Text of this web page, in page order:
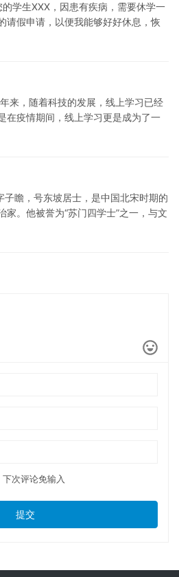
学生XXX，因患有疾病，需要休学一
请假申请，以便我能够好好休息，恢
来，随着科技的发展，线上学习已经
在疫情期间，线上学习更是成为了一
瞻，号东坡居士，是中国北宋时期的
家。他被誉为“苏门四学士”之一，与文
次评论免输入
提交